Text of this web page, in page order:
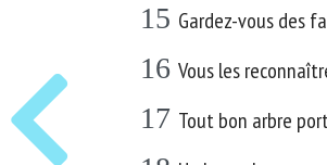
15 Gardez-vous des
16 Vous les
17 Tout bon arbre